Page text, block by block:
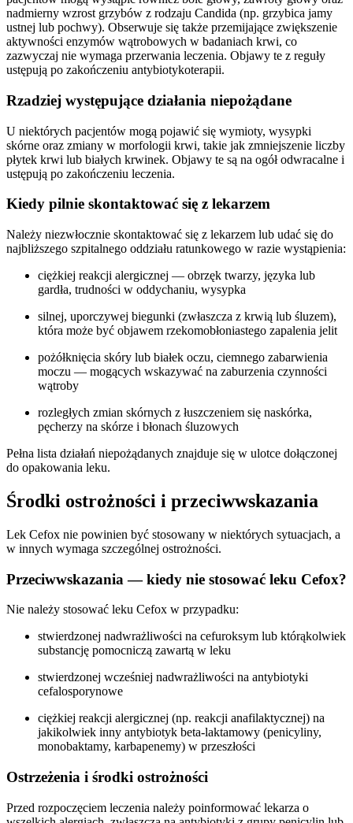
nadmierny wzrost grzybów z rodzaju Candida (np. grzybica jamy
ustnej lub pochwy). Obserwuje się także przemijające zwiększenie
aktywności enzymów wątrobowych w badaniach krwi, co
zazwyczaj nie wymaga przerwania leczenia. Objawy te z reguły
ustępują po zakończeniu antybiotykoterapii.
Rzadziej występujące działania niepożądane
U niektórych pacjentów mogą pojawić się wymioty, wysypki
skórne oraz zmiany w morfologii krwi, takie jak zmniejszenie liczby
płytek krwi lub białych krwinek. Objawy te są na ogół odwracalne i
ustępują po zakończeniu leczenia.
Kiedy pilnie skontaktować się z lekarzem
Należy niezwłocznie skontaktować się z lekarzem lub udać się do
najbliższego szpitalnego oddziału ratunkowego w razie wystąpienia:
ciężkiej reakcji alergicznej — obrzęk twarzy, języka lub
gardła, trudności w oddychaniu, wysypka
silnej, uporczywej biegunki (zwłaszcza z krwią lub śluzem),
która może być objawem rzekomobłoniastego zapalenia jelit
pożółknięcia skóry lub białek oczu, ciemnego zabarwienia
moczu — mogących wskazywać na zaburzenia czynności
wątroby
rozległych zmian skórnych z łuszczeniem się naskórka,
pęcherzy na skórze i błonach śluzowych
Pełna lista działań niepożądanych znajduje się w ulotce dołączonej
do opakowania leku.
Środki ostrożności i przeciwwskazania
Lek Cefox nie powinien być stosowany w niektórych sytuacjach, a
w innych wymaga szczególnej ostrożności.
Przeciwwskazania — kiedy nie stosować leku Cefox?
Nie należy stosować leku Cefox w przypadku:
stwierdzonej nadwrażliwości na cefuroksym lub którąkolwiek
substancję pomocniczą zawartą w leku
stwierdzonej wcześniej nadwrażliwości na antybiotyki
cefalosporynowe
ciężkiej reakcji alergicznej (np. reakcji anafilaktycznej) na
jakikolwiek inny antybiotyk beta-laktamowy (penicyliny,
monobaktamy, karbapenemy) w przeszłości
Ostrzeżenia i środki ostrożności
Przed rozpoczęciem leczenia należy poinformować lekarza o